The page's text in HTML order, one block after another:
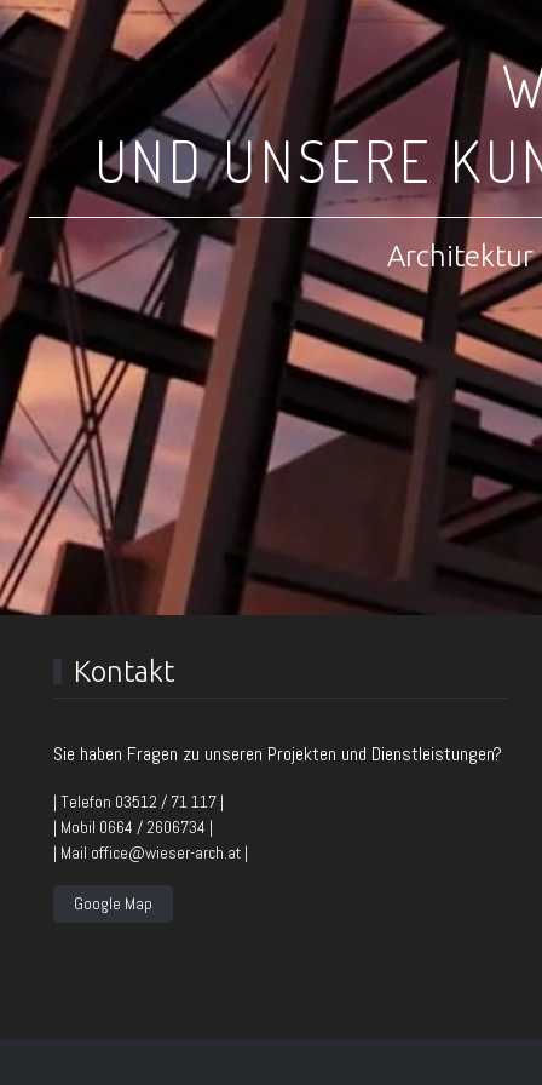
UND UNSERE
Architektur
Kontakt
Sie haben Fragen zu unseren Projekten und Dienstleistungen?
| Telefon 03512 / 71 117 |
| Mobil 0664 / 2606734 |
| Mail office@wieser-arch.at |
Google Map